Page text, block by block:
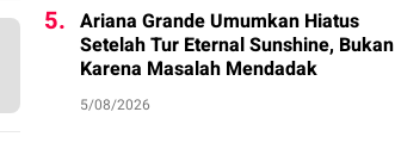
5. Ariana Grande Umumkan Hiatus
Setelah Tur Eternal Sunshine, Bukan
Karena Masalah Mendadak
5/08/2026